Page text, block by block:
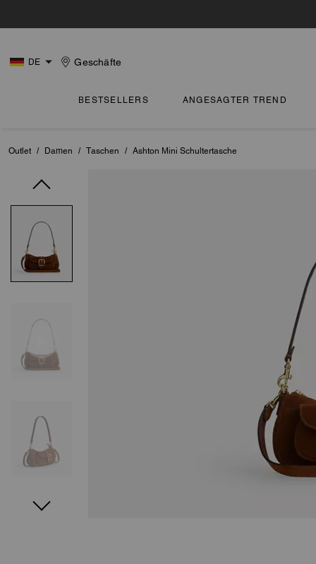
DE Geschäfte
BESTSELLERS ANGESAGTER TREND
Outlet / Damen / Taschen / Ashton Mini Schultertasche